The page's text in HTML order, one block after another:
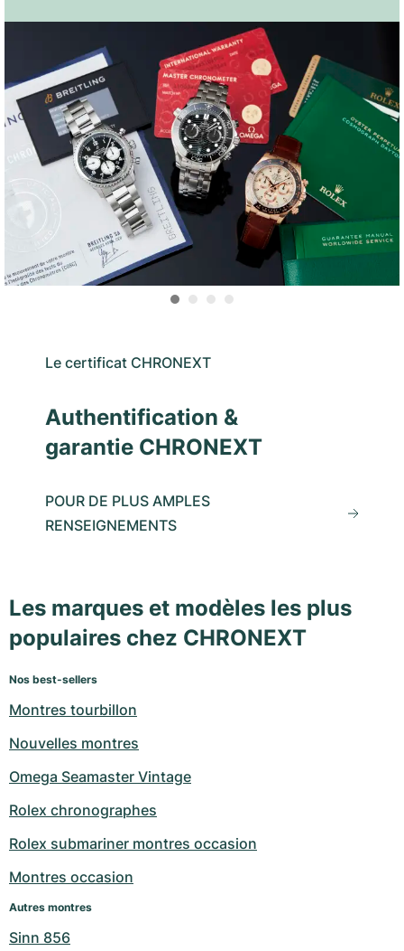
Le certificat CHRONEXT
Authentification &
garantie CHRONEXT
POUR DE PLUS AMPLES
RENSEIGNEMENTS
Les marques et modèles les plus
populaires chez CHRONEXT
Nos best-sellers
Montres tourbillon
Nouvelles montres
Omega Seamaster Vintage
Rolex chronographes
Rolex submariner montres occasion
Montres occasion
Autres montres
Sinn 856